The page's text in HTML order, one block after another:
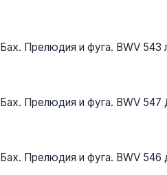
Бах. Прелюдия и фуга. BWV 543
Бах. Прелюдия и фуга. BWV
Бах. Прелюдия и фуга. BWV 546